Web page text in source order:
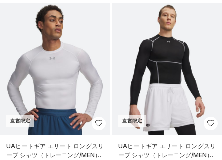
直営限定
UAヒートギア エリート ロングスリ
ーブ シャツ（トレーニング/MEN）
直営限定
UAヒートギア エリート ロングスリ
ーブ シャツ（トレーニング/MEN）